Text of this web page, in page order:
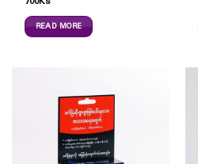
READ MORE